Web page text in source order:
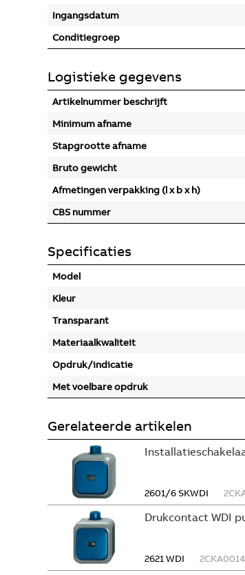
Ingangsdatum
Conditiegroep
Logistieke gegevens
Artikelnummer beschrijft
Minimum afname
Stapgrootte afname
Bruto gewicht
Afmetingen verpakking (l x b x h)
CBS nummer
Specificaties
Model
Kleur
Transparant
Materiaalkwaliteit
Opdruk/indicatie
Met voelbare opdruk
Gerelateerde artikelen
2601/6 SKWDI
Drukcontact WDI
2621 WDI